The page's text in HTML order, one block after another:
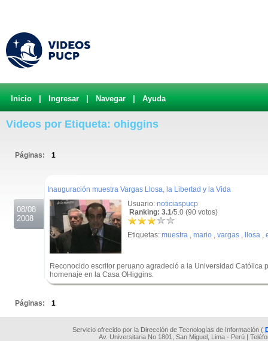
Inicio Ingresar Navegar Ayuda
Videos por Etiqueta: ohiggins
Páginas: 1
08/08
2008
Inauguración muestra Vargas Llosa, la Libertad y la Vida
Usuario: noticiaspucp
Ranking: 3.1/5.0 (90 votos)
Etiquetas: muestra , mario , vargas , llosa ,
Reconocido escritor peruano agradeció a la Universidad Católica
homenaje en la Casa OHiggins.
Páginas: 1
Servicio ofrecido por la Dirección de Tecnologías de Información (
Av. Universitaria No 1801, San Miguel, Lima - Perú |